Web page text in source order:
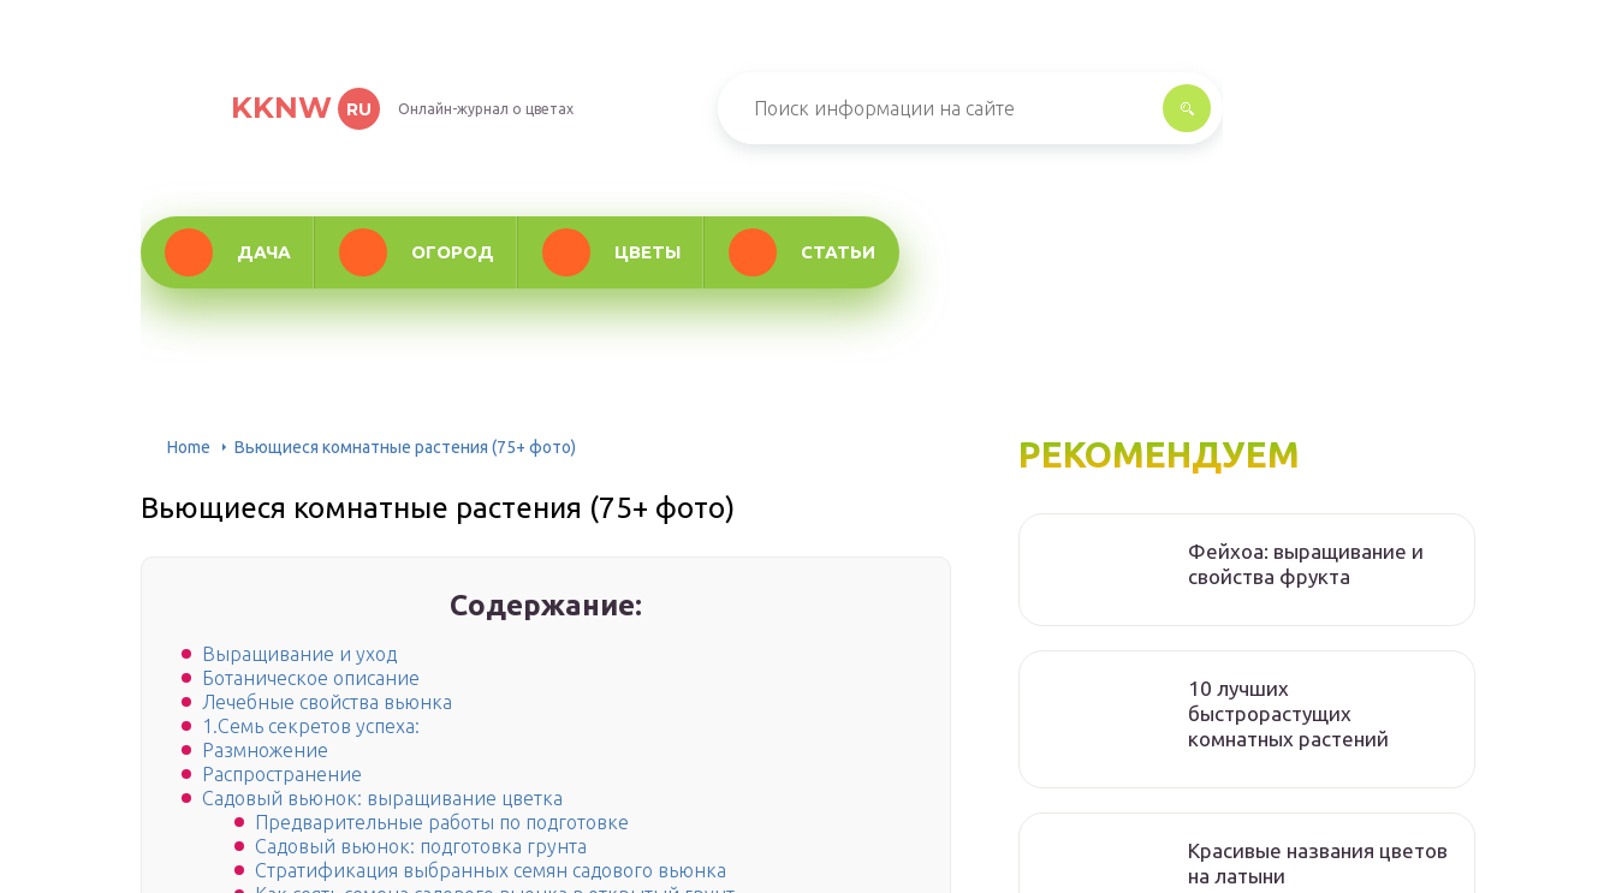
KKNW RU Онлайн-журнал о цветах
ДАЧА ОГОРОД ЦВЕТЫ СТАТЬИ
Home Вьющиеся комнатные растения (75+ фото)
Вьющиеся комнатные растения (75+ фото)
Содержание:
Выращивание и уход
Ботаническое описание
Лечебные свойства вьюнка
1.Семь секретов успеха:
Размножение
Распространение
Садовый вьюнок: выращивание цветка
Предварительные работы по подготовке
Садовый вьюнок: подготовка грунта
Стратификация выбранных семян садового вьюнка
РЕКОМЕНДУЕМ
Фейхоа: выращивание и
свойства фрукта
10 лучших
быстрорастущих
комнатных растений
Красивые названия цветов
на латыни